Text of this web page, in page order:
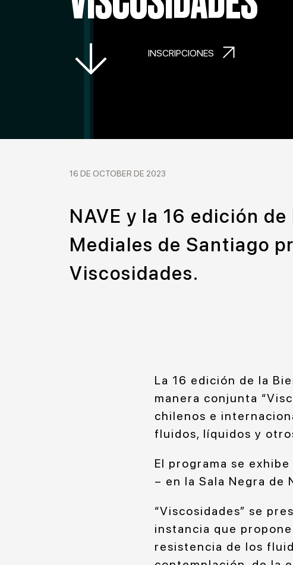
INSCRIPCIONES
16 DE OCTOBER DE 2023
NAVE y la 16 edición
Mediales de Santiago
Viscosidades.
La 16 edición de la
manera conjunta
chilenos e
fluidos, líquidos y
El programa se
– en la Sala Negra de
“Viscosidades” se
instancia que
resistencia de los